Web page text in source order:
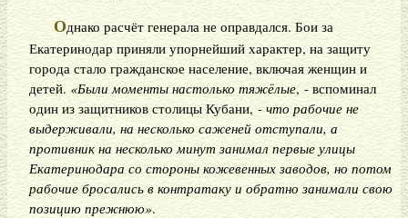
Однако расчёт генерала не оправдался. Бои за
Екатеринодар приняли упорнейший характер, на защиту
города стало гражданское население, включая женщин и
детей. «Были моменты настолько тяжёлые, - вспоминал
один из защитников столицы Кубани, - что рабочие не
выдерживали, на несколько саженей отступали, а
противник на несколько минут занимал первые улицы
Екатеринодара со стороны кожевенных заводов, но потом
рабочие бросались в контратаку и обратно занимали свою
позицию прежнюю».